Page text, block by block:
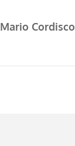
Mario Cordisco